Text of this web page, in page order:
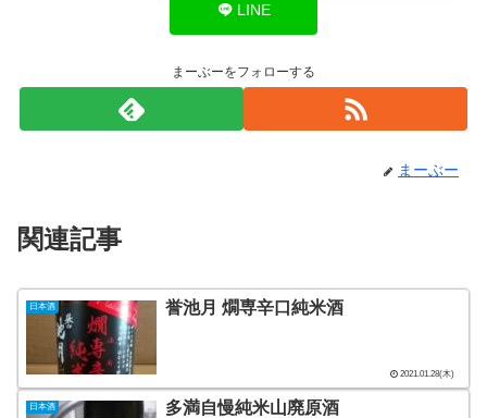
LINE
まーぶーをフォローする
まーぶー
関連記事
日本酒 誉池月 燗専辛口純米酒
2021.01.28(木)
日本酒 多満自慢純米山廃原酒